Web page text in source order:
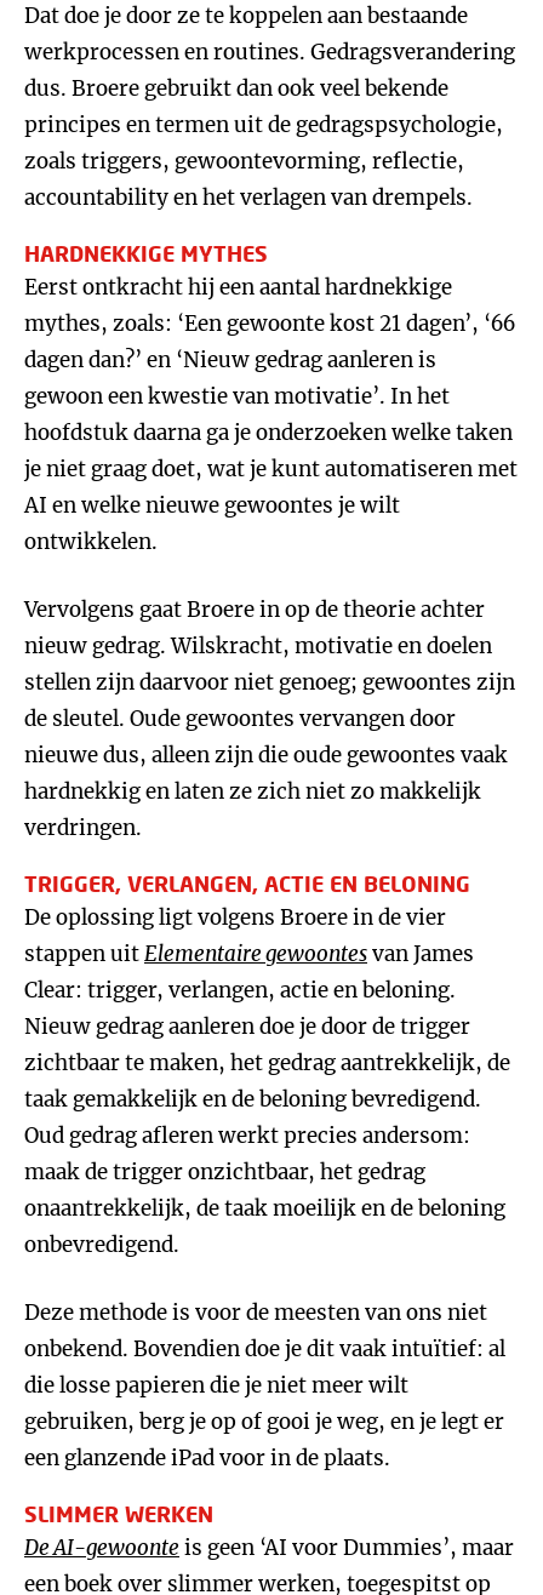
Dat doe je door ze te koppelen aan bestaande
werkprocessen en routines. Gedragsverandering
dus. Broere gebruikt dan ook veel bekende
principes en termen uit de gedragspsychologie,
zoals triggers, gewoontevorming, reflectie,
accountability en het verlagen van drempels.
HARDNEKKIGE MYTHES
Eerst ontkracht hij een aantal hardnekkige
mythes, zoals: ‘Een gewoonte kost 21 dagen’, ‘66
dagen dan?’ en ‘Nieuw gedrag aanleren is
gewoon een kwestie van motivatie’. In het
hoofdstuk daarna ga je onderzoeken welke taken
je niet graag doet, wat je kunt automatiseren met
AI en welke nieuwe gewoontes je wilt
ontwikkelen.
Vervolgens gaat Broere in op de theorie achter
nieuw gedrag. Wilskracht, motivatie en doelen
stellen zijn daarvoor niet genoeg; gewoontes zijn
de sleutel. Oude gewoontes vervangen door
nieuwe dus, alleen zijn die oude gewoontes vaak
hardnekkig en laten ze zich niet zo makkelijk
verdringen.
TRIGGER, VERLANGEN, ACTIE EN BELONING
De oplossing ligt volgens Broere in de vier
stappen uitElementaire gewoontesvan James
Clear: trigger, verlangen, actie en beloning.
Nieuw gedrag aanleren doe je door de trigger
zichtbaar te maken, het gedrag aantrekkelijk, de
taak gemakkelijk en de beloning bevredigend.
Oud gedrag afleren werkt precies andersom:
maak de trigger onzichtbaar, het gedrag
onaantrekkelijk, de taak moeilijk en de beloning
onbevredigend.
Deze methode is voor de meesten van ons niet
onbekend. Bovendien doe je dit vaak intuïtief: al
die losse papieren die je niet meer wilt
gebruiken, berg je op of gooi je weg, en je legt er
een glanzende iPad voor in de plaats.
SLIMMER WERKEN
De AI-gewoonte is geen ‘AI voor Dummies’, maar
een boek over slimmer werken, toegespitst op